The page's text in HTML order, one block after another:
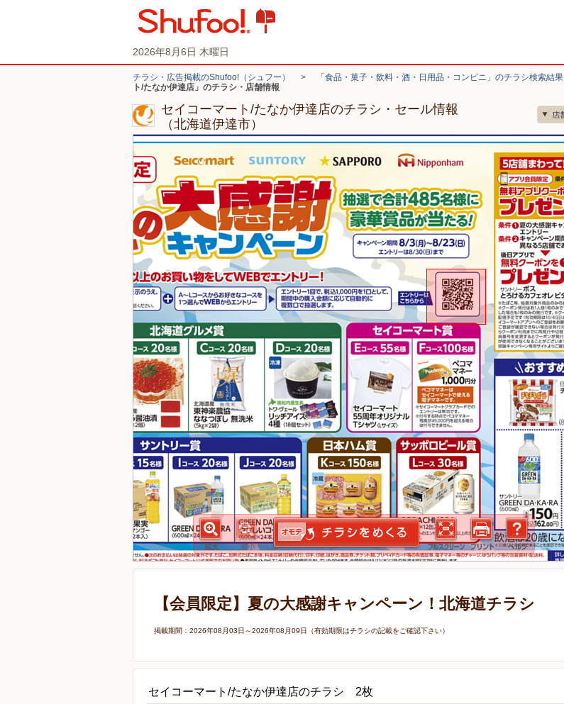
2026年8月6日 木曜日
チラシ・広告掲載のShufoo!（シュフー） > 「食品・菓子・飲料・酒・日用品・コンビニ」のチラシ検索結果
ト/たなか伊達店」のチラシ・店舗情報
セイコーマート/たなか伊達店のチラシ・セール情報
（北海道伊達市）
【会員限定】夏の大感謝キャンペーン！北海道チラシ
掲載期間：2026年08月03日～2026年08月09日（有効期限はチラシの記載をご確認下さい）
セイコーマート/たなか伊達店のチラシ 2枚